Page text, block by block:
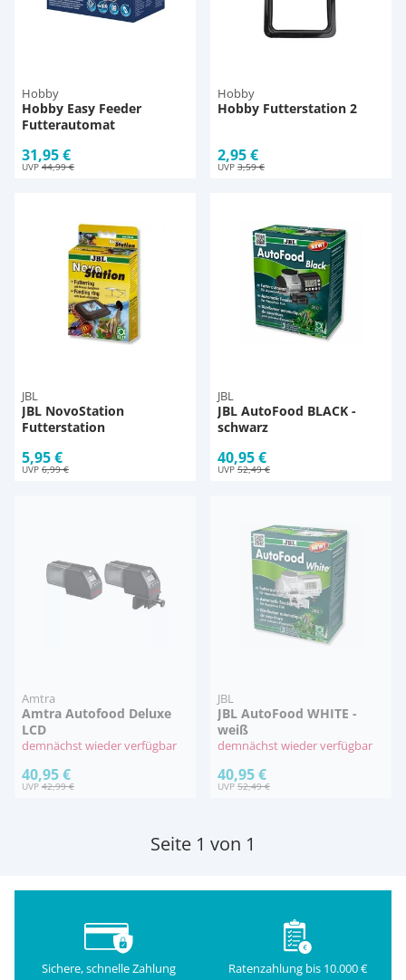
Hobby
Hobby Easy Feeder
Futterautomat
31,95 €
UVP44,99 €
Hobby
Hobby Futterstation 2
2,95 €
UVP 3,59 €
JBL
JBL NovoStation
Futterstation
5,95 €
UVP 6,99 €
JBL
JBL AutoFood BLACK -
schwarz
40,95 €
UVP52,49 €
Amtra
Amtra Autofood Deluxe
LCD
demnächst wieder verfügbar
40,95 €
UVP42,99 €
JBL
JBL AutoFood WHITE -
weiß
demnächst wieder verfügbar
40,95 €
UVP52,49 €
Seite 1 von 1
Sichere, schnelle Zahlung Ratenzahlung bis 10.000 €